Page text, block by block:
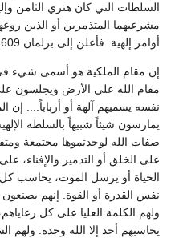
السلطات التي كان هنري الثامن
مشرعيهما المتذمرين أو الذين
أوامر إلهية. فأعلن إلى برلمان 1609:
إن مقام الملكية هو أسمى شيء
مقام الله على الأرض ويجلسون
نفسه يسميهم آلهة أو أرباباً.... إن
يمارسون شيئاً شبيهاً بالسلطة
صفات الله لوجدتموها مجتمعة
على الخلق أو التدمير والإفناء،
الحياة أو يرسل الموت، يحاسب
نفس القدرة أو القوة. إنهم يصنعون
ولهم الكلمة العليا على كل
يحاسبهم أحد إلا الله وحده. ولهم